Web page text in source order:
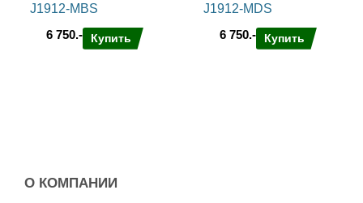
J1912-MBS
6 750.-
Купить
J1912-MDS
6 750.-
Купить
О КОМПАНИИ